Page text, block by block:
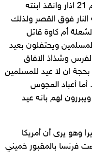
اليه كاوة فقاتل الملك وقتله في يوم 21 اذار وانقذ ابنته
فوق القصر ولذلك
أم كاوة قاتل
ويحتفلون بعيد
وشذاذ الافاق
ان لا عيد للمسلمين
أعباد المجوس
لهم بانه عيد
وهو يرى أن أمريكا
فرنسا بالمقبور خميني